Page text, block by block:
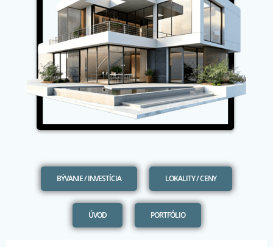
BÝVANIE / INVESTÍCIA LOKALITY / CENY
ÚVOD PORTFÓLIO